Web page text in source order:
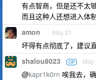
有点智商，但是还不太
而且这种人还想进入体
amon May 21
坏得有点彻底了，建议
shalou8023 OP May
@kapr1k0rn 唉我去，